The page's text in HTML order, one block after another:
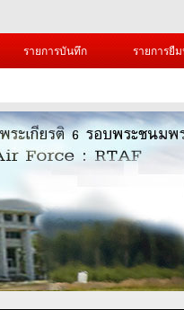
รายการบันทึก รายการยื